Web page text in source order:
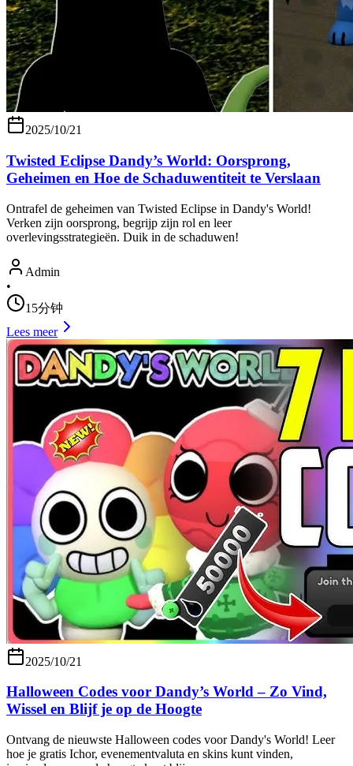
2025/10/21
Twisted Eclipse Dandy’s World: Oorsprong,
Geheimen en Hoe de Schaduwentiteit te Verslaan
Ontrafel de geheimen van Twisted Eclipse in Dandy's World!
Verken zijn oorsprong, begrijp zijn rol en leer
overlevingsstrategieën. Duik in de schaduwen!
Admin
•
15分钟
Lees meer
2025/10/21
Halloween Codes voor Dandy’s World – Zo Vind,
Wissel en Blijf je op de Hoogte
Ontvang de nieuwste Halloween codes voor Dandy's World! Leer
hoe je gratis Ichor, evenementvaluta en skins kunt vinden,